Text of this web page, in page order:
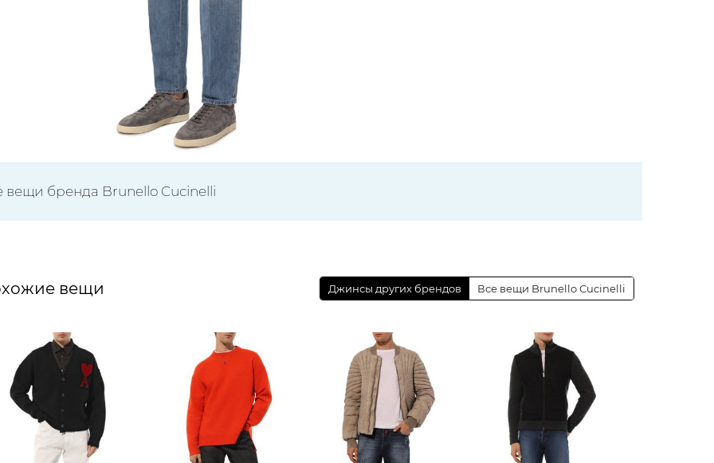
вещи бренда Brunello Cucinelli
вещи Джинсы других брендов Все вещи Brunello Cucinelli